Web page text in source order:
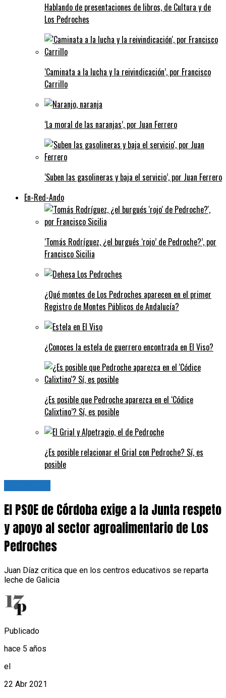
Hablando de presentaciones de libros, de Cultura y de
Los Pedroches
‘Caminata a la lucha y la reivindicación’, por Francisco
Carrillo
‘La moral de las naranjas’, por Juan Ferrero
‘Suben las gasolineras y baja el servicio’, por Juan Ferrero
En-Red-Ando
‘Tomás Rodríguez, ¿el burgués ‘rojo’ de Pedroche?’, por
Francisco Sicilia
¿Qué montes de Los Pedroches aparecen en el primer
Registro de Montes Públicos de Andalucía?
¿Conoces la estela de guerrero encontrada en El Viso?
¿Es posible que Pedroche aparezca en el ‘Códice
Calixtino’? Sí, es posible
¿Es posible relacionar el Grial con Pedroche? Sí, es
posible
El PSOE de Córdoba exige a la Junta respeto
y apoyo al sector agroalimentario de Los
Pedroches
Juan Díaz critica que en los centros educativos se reparta
leche de Galicia
Publicado
hace 5 años
el
22 Abr 2021